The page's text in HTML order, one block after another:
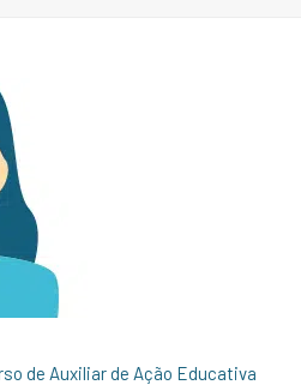
de Auxiliar de Ação Educativa